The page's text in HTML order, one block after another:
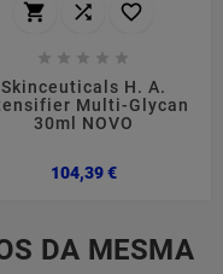
  
    
Skinceuticals H. A.
Multi-Glycan
30ml NOVO
104,39 €Preço
DA MESMA